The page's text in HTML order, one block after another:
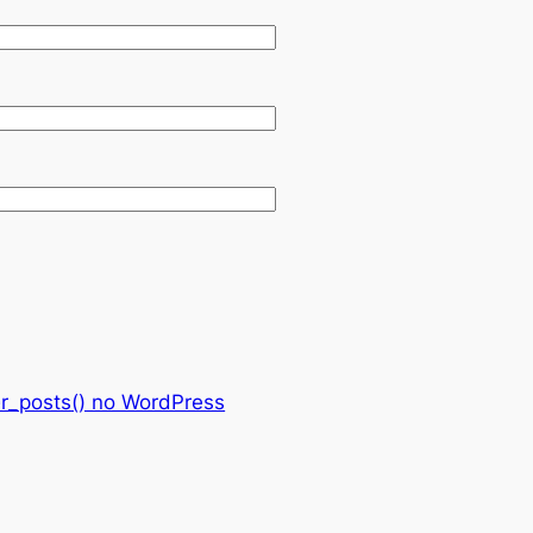
no WordPress